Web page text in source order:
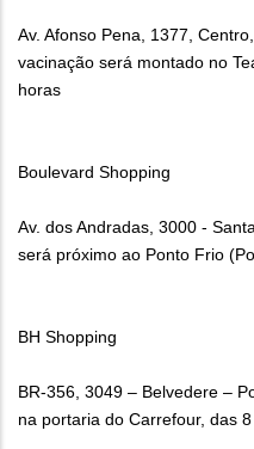
Av. Afonso Pena, 1377,
vacinação será montado no
horas
Boulevard Shopping
Av. dos Andradas, 3000 -
será próximo ao Ponto Frio
BH Shopping
BR-356, 3049 – Belvedere –
na portaria do Carrefour, das